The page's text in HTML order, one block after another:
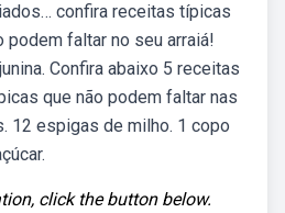
confira receitas típicas
podem faltar no seu arraiá!
Confira abaixo 5 receitas
que não podem faltar nas
12 espigas de milho. 1 copo
click the button below.